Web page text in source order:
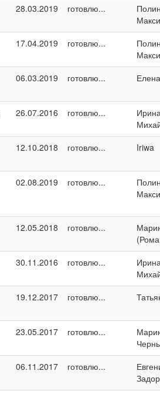
28.03.2019 готовлю...
17.04.2019 готовлю...
06.03.2019 готовлю... Елена
26.07.2016 готовлю...
12.10.2018 готовлю... Iriwa
02.08.2019 готовлю...
12.05.2018 готовлю...
30.11.2016 готовлю...
19.12.2017 готовлю...
23.05.2017 готовлю...
06.11.2017 готовлю...